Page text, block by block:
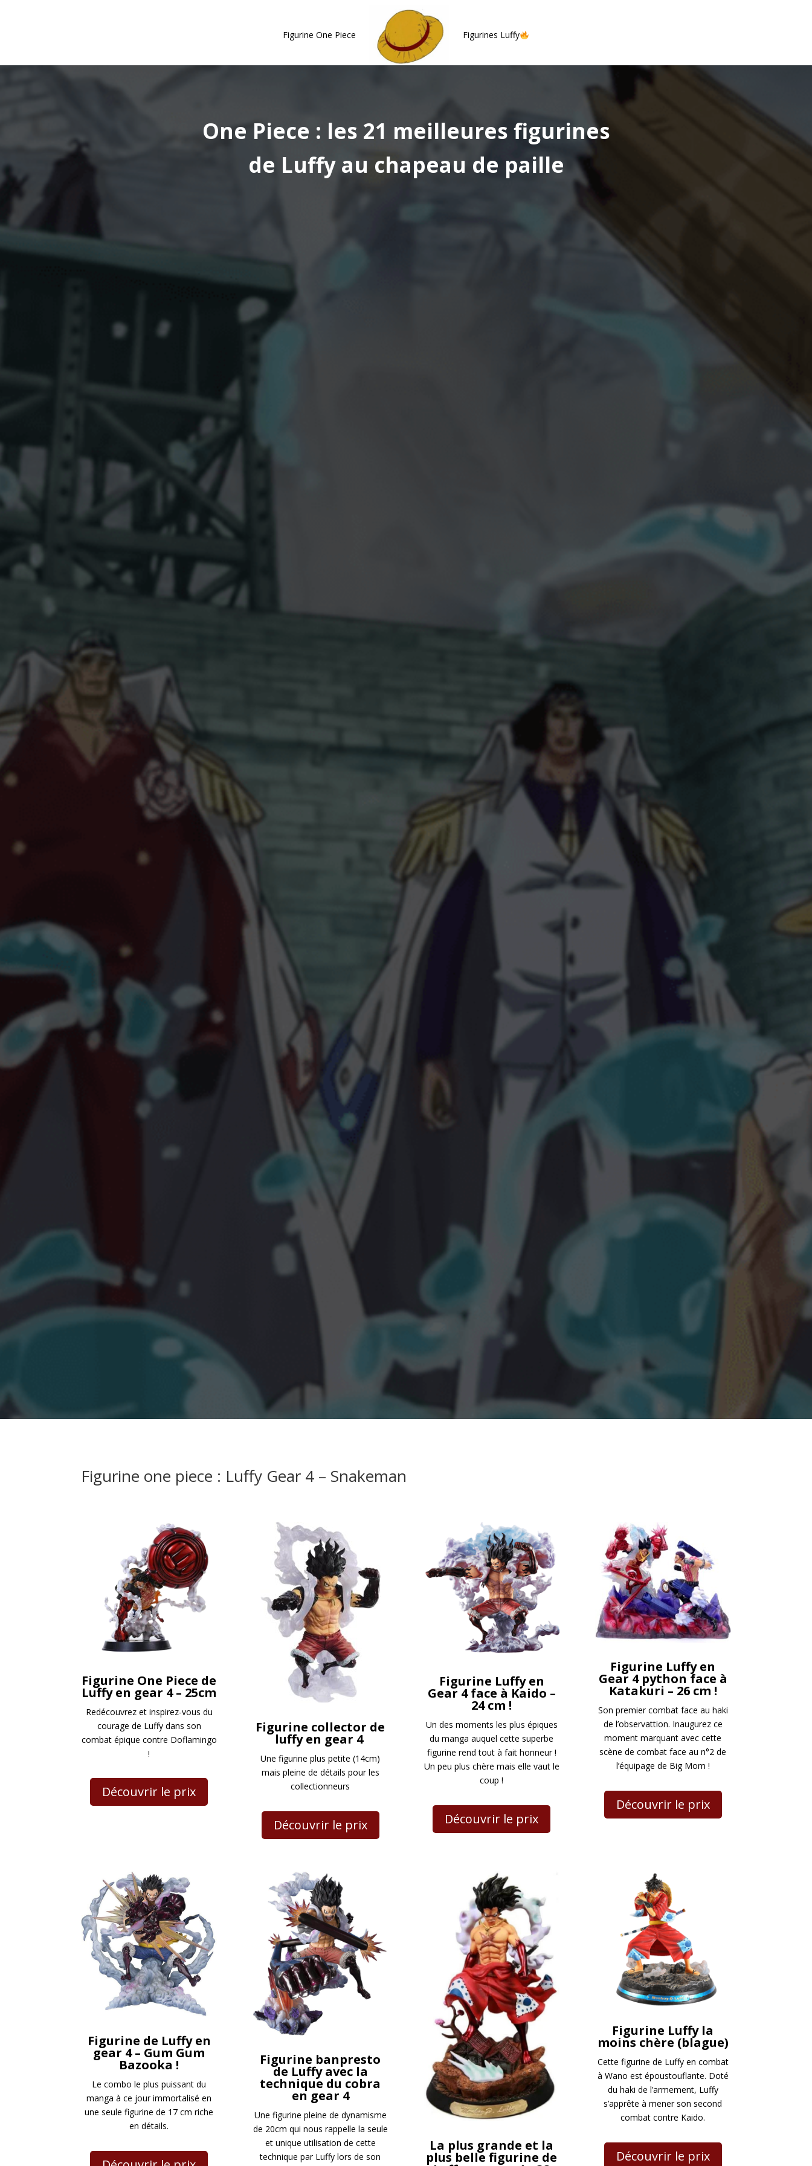
Figurine One Piece Figurines Luffy
One Piece : les 21 meilleures figurines
de Luffy au chapeau de paille
Figurine one piece : Luffy Gear 4 – Snakeman
Figurine One Piece de
Luffy en gear 4 – 25cm
Redécouvrez et inspirez-vous du
courage de Luffy dans son
combat épique contre Doflamingo
!
Découvrir le prix
Figurine collector de
luffy en gear 4
Une figurine plus petite (14cm)
mais pleine de détails pour les
collectionneurs
Découvrir le prix
Figurine Luffy en
Gear 4 face à Kaido –
24 cm !
Un des moments les plus épiques
du manga auquel cette superbe
figurine rend tout à fait honneur !
Un peu plus chère mais elle vaut le
coup !
Découvrir le prix
Figurine Luffy en
Gear 4 python face à
Katakuri – 26 cm !
Son premier combat face au haki
de l’observattion. Inaugurez ce
moment marquant avec cette
scène de combat face au n°2 de
l’équipage de Big Mom !
Découvrir le prix
Figurine de Luffy en
gear 4 – Gum Gum
Bazooka !
Le combo le plus puissant du
manga à ce jour immortalisé en
une seule figurine de 17 cm riche
en détails.
Figurine banpresto
de Luffy avec la
technique du cobra
en gear 4
Une figurine pleine de dynamisme
de 20cm qui nous rappelle la seule
et unique utilisation de cette
technique par Luffy lors de son
La plus grande et la
plus belle figurine de
Figurine Luffy la
moins chère (blague)
Cette figurine de Luffy en combat
à Wano est époustouflante. Doté
du haki de l’armement, Luffy
s’apprête à mener son second
combat contre Kaido.
Découvrir le prix